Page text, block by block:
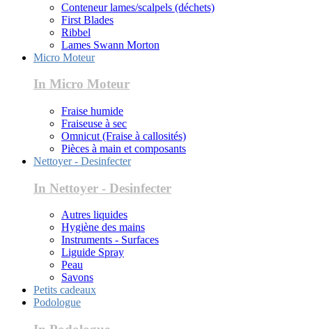
Conteneur lames/scalpels (déchets)
First Blades
Ribbel
Lames Swann Morton
Micro Moteur
In Micro Moteur
Fraise humide
Fraiseuse à sec
Omnicut (Fraise à callosités)
Pièces à main et composants
Nettoyer - Desinfecter
In Nettoyer - Desinfecter
Autres liquides
Hygiène des mains
Instruments - Surfaces
Liguide Spray
Peau
Savons
Petits cadeaux
Podologue